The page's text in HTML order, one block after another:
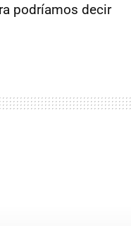
podríamos decir